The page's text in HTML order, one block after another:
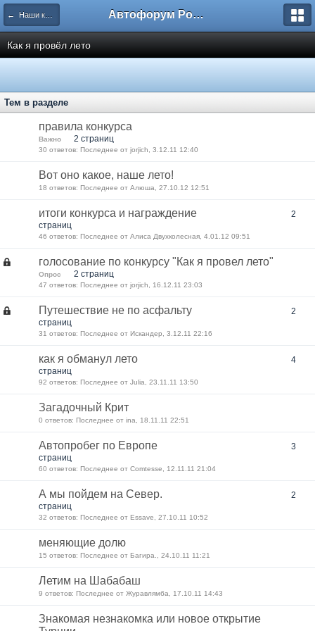
← Наши конкурсы Автофорум Ростова-на-Дону
Как я провёл лето
Тем в разделе
правила конкурса
Важно 2 страниц
30 ответов: Последнее от jorjich, 3.12.11 12:40
Вот оно какое, наше лето!
18 ответов: Последнее от Алюша, 27.10.12 12:51
итоги конкурса и награждение
2
страниц
46 ответов: Последнее от Алиса Двухколесная, 4.01.12 09:51
голосование по конкурсу "Как я провел лето"
Опрос 2 страниц
47 ответов: Последнее от jorjich, 16.12.11 23:03
Путешествие не по асфальту
2
страниц
31 ответов: Последнее от Искандер, 3.12.11 22:16
как я обманул лето
4
страниц
92 ответов: Последнее от Julia, 23.11.11 13:50
Загадочный Крит
0 ответов: Последнее от ina, 18.11.11 22:51
Автопробег по Европе
3
страниц
60 ответов: Последнее от Comtesse, 12.11.11 21:04
А мы пойдем на Север.
2
страниц
32 ответов: Последнее от Essave, 27.10.11 10:52
меняющие долю
15 ответов: Последнее от Багира., 24.10.11 11:21
Летим на Шабабаш
9 ответов: Последнее от Журавлямба, 17.10.11 14:43
Знакомая незнакомка или новое открытие